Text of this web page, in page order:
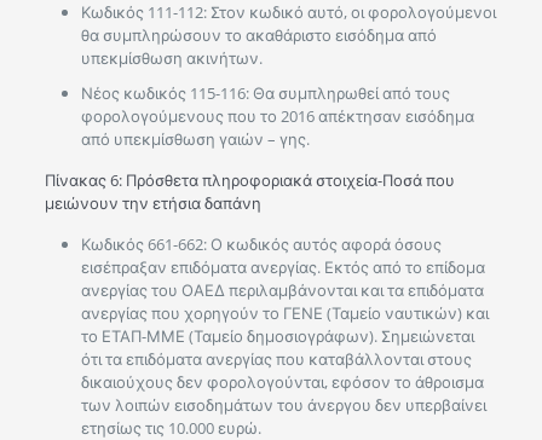
Κωδικός 111-112: Στον κωδικό αυτό, οι φορολογούμενοι
θα συμπληρώσουν το ακαθάριστο εισόδημα από
υπεκμίσθωση ακινήτων.
Νέος κωδικός 115-116: Θα συμπληρωθεί από τους
φορολογούμενους που το 2016 απέκτησαν εισόδημα
από υπεκμίσθωση γαιών – γης.
Πίνακας 6: Πρόσθετα πληροφοριακά στοιχεία-Ποσά που
μειώνουν την ετήσια δαπάνη
Κωδικός 661-662: Ο κωδικός αυτός αφορά όσους
εισέπραξαν επιδόματα ανεργίας. Εκτός από το επίδομα
ανεργίας του ΟΑΕΔ περιλαμβάνονται και τα επιδόματα
ανεργίας που χορηγούν το ΓΕΝΕ (Ταμείο ναυτικών) και
το ΕΤΑΠ-ΜΜΕ (Ταμείο δημοσιογράφων). Σημειώνεται
ότι τα επιδόματα ανεργίας που καταβάλλονται στους
δικαιούχους δεν φορολογούνται, εφόσον το άθροισμα
των λοιπών εισοδημάτων του άνεργου δεν υπερβαίνει
ετησίως τις 10.000 ευρώ.